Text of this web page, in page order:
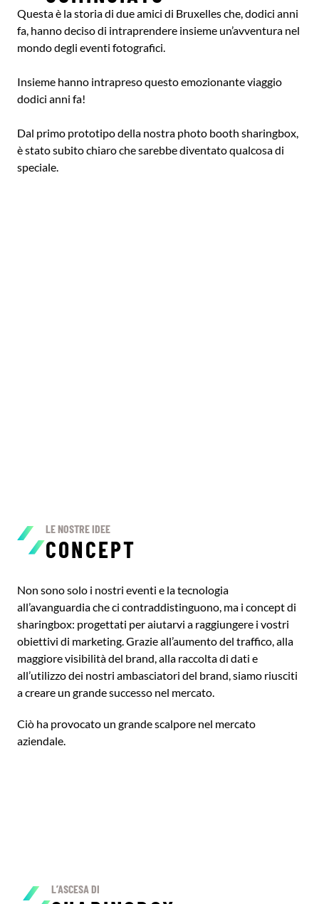
Questa è la storia di due amici di Bruxelles che, dodici anni
fa, hanno deciso di intraprendere insieme un’avventura nel
mondo degli eventi fotografici.
Insieme hanno intrapreso questo emozionante viaggio
dodici anni fa!
Dal primo prototipo della nostra photo booth sharingbox,
è stato subito chiaro che sarebbe diventato qualcosa di
speciale.
LE NOSTRE IDEE
CONCEPT
Non sono solo i nostri eventi e la tecnologia
all’avanguardia che ci contraddistinguono, ma i concept di
sharingbox: progettati per aiutarvi a raggiungere i vostri
obiettivi di marketing. Grazie all’aumento del traffico, alla
maggiore visibilità del brand, alla raccolta di dati e
all’utilizzo dei nostri ambasciatori del brand, siamo riusciti
a creare un grande successo nel mercato.
Ciò ha provocato un grande scalpore nel mercato
aziendale.
L’ASCESA DI